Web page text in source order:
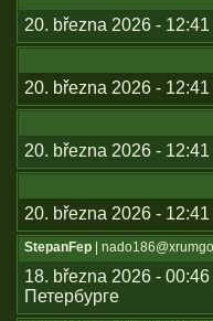
20. března 2026 - 12:41 |
20. března 2026 - 12:41 |
20. března 2026 - 12:41 |
20. března 2026 - 12:41 |
StepanFep |
18. března 2026 -
Петербурге